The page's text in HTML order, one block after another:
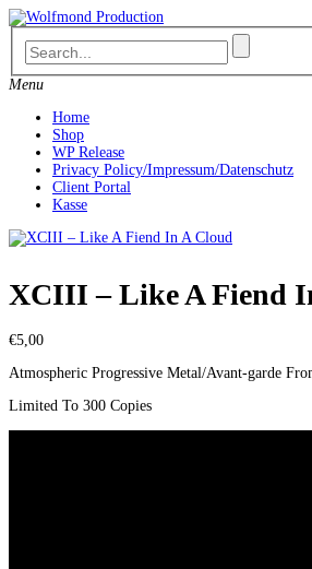
Skip
to
content
Menu
Home
Shop
WP Release
Privacy Policy/Impressum/Datenschutz
Client Portal
Kasse
XCIII – Like A Fiend
€5,00
Atmospheric Progressive Metal/Avant-garde
Limited To 300 Copies